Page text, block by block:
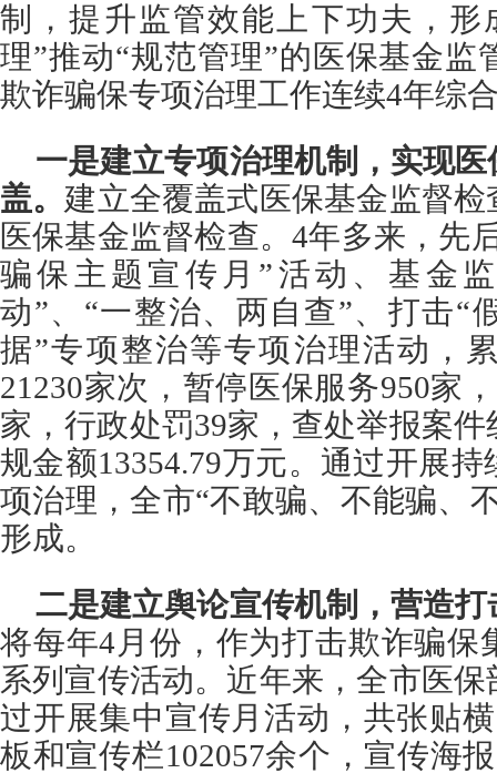
制，提升监管效能上下功夫，形
理”推动“规范管理”的医保基金监
欺诈骗保专项治理工作连续4年综
一是建立专项治理机制，实现
盖。 建立全覆盖式医保基金监督
医保基金监督检查。4年多来，先
骗保主题宣传月”活动、基金
动”、“一整治、两自查”、打击“
据”专项整治等专项治理活动，
21230家次，暂停医保服务950家
家，行政处罚39家，查处举报案
规金额13354.79万元。通过开展
项治理，全市“不敢骗、不能骗、
形成。
二是建立舆论宣传机制，营造
将每年4月份，作为打击欺诈骗保
系列宣传活动。近年来，全市医
过开展集中宣传月活动，共张贴
板和宣传栏102057余个，宣传海